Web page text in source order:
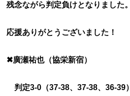
残念ながら判定負けとなりました。
応援ありがとうございました！
✖廣瀬祐也（協栄新宿）
判定3-0（37-38、37-38、36-39）